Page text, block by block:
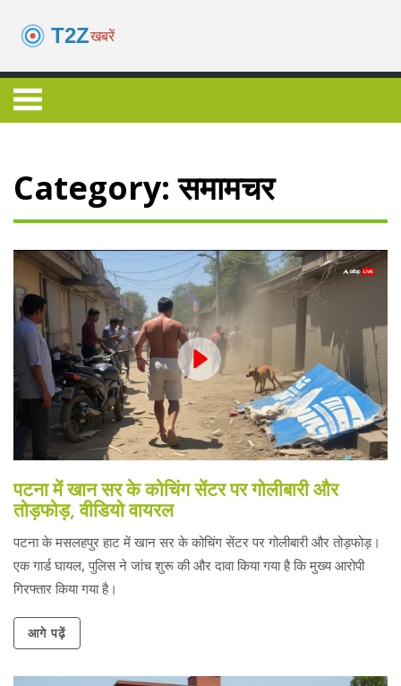
Category: समामचर
पटना में खान सर के कोचिंग सेंटर पर गोलीबारी और
तोड़फोड़, वीडियो वायरल
पटना के मसलहपुर हाट में खान सर के कोचिंग सेंटर पर गोलीबारी और तोड़फोड़।
एक गार्ड घायल, पुलिस ने जांच शुरू की और दावा किया गया है कि मुख्य आरोपी
गिरफ्तार किया गया है।
आगे पढ़ें